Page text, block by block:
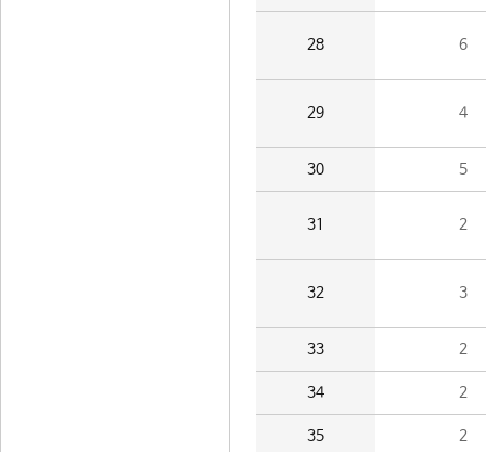
28 6
29 4
30 5
31 2
32 3
33 2
34 2
35 2